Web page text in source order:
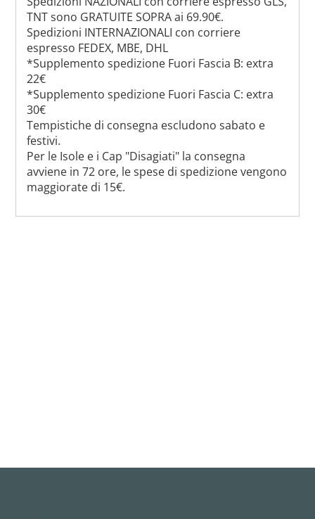
TNT sono GRATUITE SOPRA ai 69.90€.
Spedizioni INTERNAZIONALI con corriere
espresso FEDEX, MBE, DHL
*Supplemento spedizione Fuori Fascia B: extra
22€
*Supplemento spedizione Fuori Fascia C: extra
30€
Tempistiche di consegna escludono sabato e
festivi.
Per le Isole e i Cap "Disagiati" la consegna
avviene in 72 ore, le spese di spedizione vengono
maggiorate di 15€.